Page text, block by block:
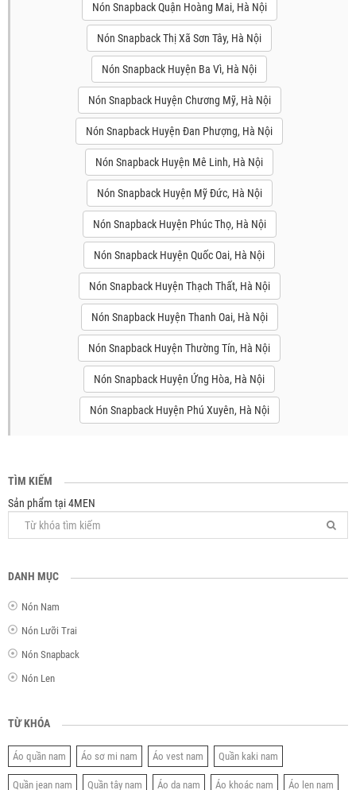
Nón Snapback Quận Hoàng Mai, Hà Nội
Nón Snapback Thị Xã Sơn Tây, Hà Nội
Nón Snapback Huyện Ba Vì, Hà Nội
Nón Snapback Huyện Chương Mỹ, Hà Nội
Nón Snapback Huyện Đan Phượng, Hà Nội
Nón Snapback Huyện Mê Linh, Hà Nội
Nón Snapback Huyện Mỹ Đức, Hà Nội
Nón Snapback Huyện Phúc Thọ, Hà Nội
Nón Snapback Huyện Quốc Oai, Hà Nội
Nón Snapback Huyện Thạch Thất, Hà Nội
Nón Snapback Huyện Thanh Oai, Hà Nội
Nón Snapback Huyện Thường Tín, Hà Nội
Nón Snapback Huyện Ứng Hòa, Hà Nội
Nón Snapback Huyện Phú Xuyên, Hà Nội
TÌM KIẾM
Sản phẩm tại 4MEN
DANH MỤC
Nón Nam
Nón Lưỡi Trai
Nón Snapback
Nón Len
TỪ KHÓA
Áo quần nam Áo sơ mi nam Áo vest nam Quần kaki nam
Quần jean nam Quần tây nam Áo da nam Áo khoác nam Áo len nam